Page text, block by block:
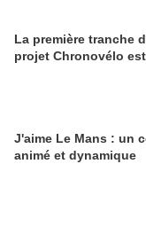
La première tranche
projet Chronovélo
J'aime Le Mans : un
animé et dynamique